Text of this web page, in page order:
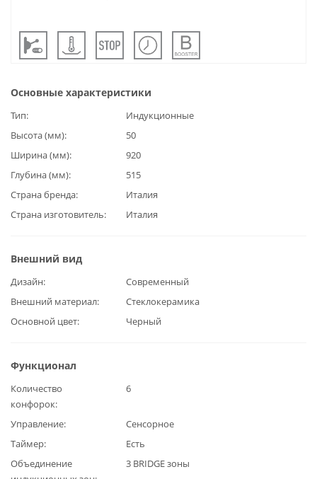
Основные характеристики
Тип
Индукционные
Высота (мм)
50
Ширина (мм)
920
Глубина (мм)
515
Страна бренда
Италия
Страна изготовитель
Италия
Внешний вид
Дизайн
Современный
Внешний материал
Стеклокерамика
Основной цвет
Черный
Функционал
Количество
конфорок
6
Управление
Сенсорное
Таймер
Есть
Объединение
3 BRIDGE зоны